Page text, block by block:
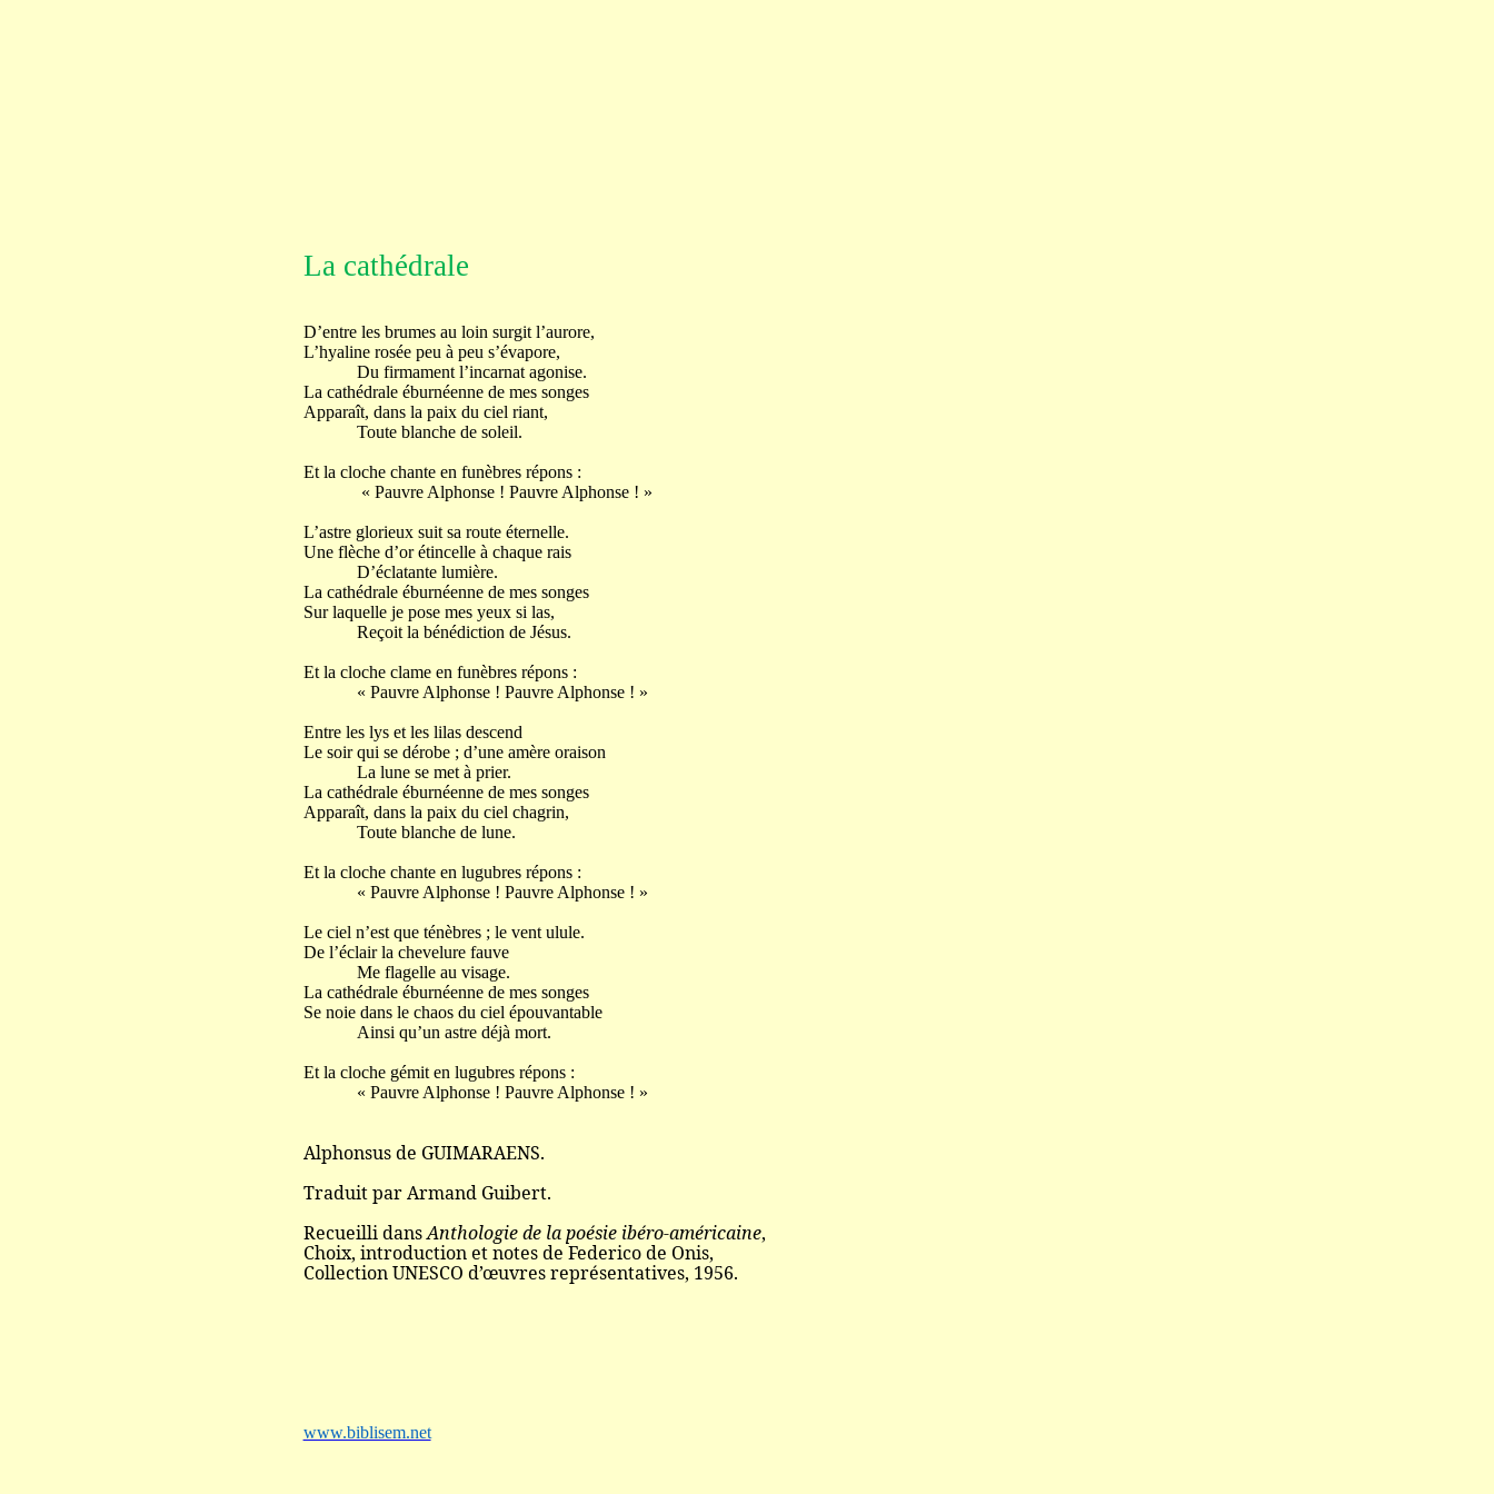
La cathédrale
D’entre les brumes au loin surgit l’aurore,
L’hyaline rosée peu à peu s’évapore,
Du firmament l’incarnat agonise.
La cathédrale éburnéenne de mes songes
Apparaît, dans la paix du ciel riant,
Toute blanche de soleil.
Et la cloche chante en funèbres répons :
« Pauvre Alphonse ! Pauvre Alphonse ! »
L’astre glorieux suit sa route éternelle.
Une flèche d’or étincelle à chaque rais
D’éclatante lumière.
La cathédrale éburnéenne de mes songes
Sur laquelle je pose mes yeux si las,
Reçoit la bénédiction de Jésus.
Et la cloche clame en funèbres répons :
« Pauvre Alphonse ! Pauvre Alphonse ! »
Entre les lys et les lilas descend
Le soir qui se dérobe ; d’une amère oraison
La lune se met à prier.
La cathédrale éburnéenne de mes songes
Apparaît, dans la paix du ciel chagrin,
Toute blanche de lune.
Et la cloche chante en lugubres répons :
« Pauvre Alphonse ! Pauvre Alphonse ! »
Le ciel n’est que ténèbres ; le vent ulule.
De l’éclair la chevelure fauve
Me flagelle au visage.
La cathédrale éburnéenne de mes songes
Se noie dans le chaos du ciel épouvantable
Ainsi qu’un astre déjà mort.
Et la cloche gémit en lugubres répons :
« Pauvre Alphonse ! Pauvre Alphonse ! »
Alphonsus de GUIMARAENS.
Traduit par Armand Guibert.
Recueilli dansAnthologie de la poésie ibéro-américaine,
Choix, introduction et notes de Federico de Onis,
Collection UNESCO d’œuvres représentatives, 1956.
www.biblisem.net